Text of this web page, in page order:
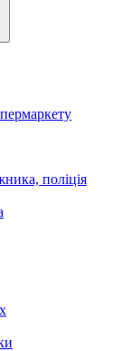
поліція